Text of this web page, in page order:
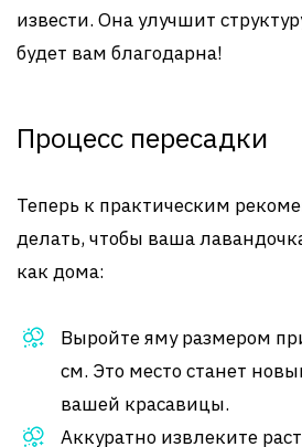
извести. Она улучшит
будет вам благодарна!
Процесс пересадки
Теперь к практическим
делать, чтобы ваша
как дома:
Выройте яму размером
см. Это место станет
вашей красавицы.
Аккуратно извлеките